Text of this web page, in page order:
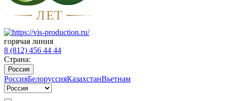
ЛЕТ
горячая линия
8 (812) 456 44 44
Страна:
Россия
РоссияБелоруссияКазахстанВьетнам